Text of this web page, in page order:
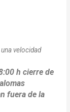
velocidad
h cierre de
fuera de la